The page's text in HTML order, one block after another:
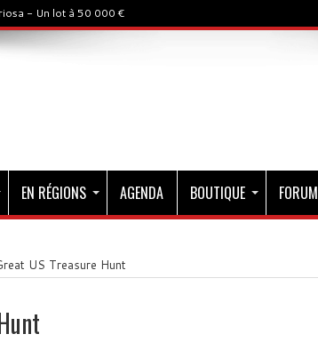
- Un lot à 50 000 €
EN RÉGIONS AGENDA BOUTIQUE FORUM
US Treasure Hunt